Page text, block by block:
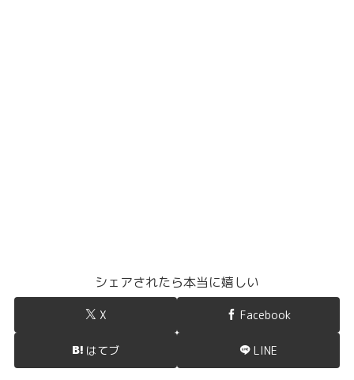
シェアされたら本当に嬉しい
X Facebook
はてブ LINE